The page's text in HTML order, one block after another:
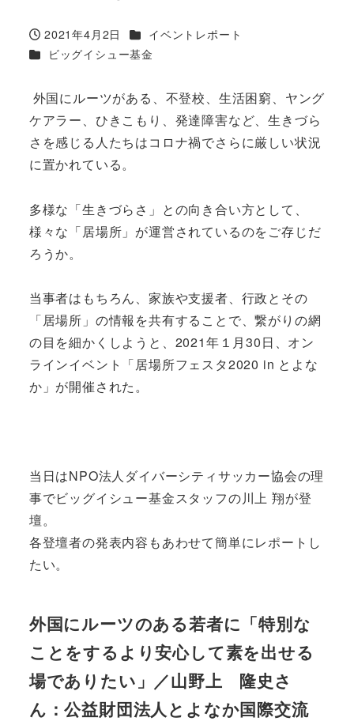
投稿日
2021年4月2日 カテゴリー
イベントレポート
カテゴリー
ビッグイシュー基金
外国にルーツがある、不登校、生活困窮、ヤング
ケアラー、ひきこもり、発達障害など、生きづら
さを感じる人たちはコロナ禍でさらに厳しい状況
に置かれている。
多様な「生きづらさ」との向き合い方として、
様々な「居場所」が運営されているのをご存じだ
ろうか。
当事者はもちろん、家族や支援者、行政とその
「居場所」の情報を共有することで、繋がりの網
の目を細かくしようと、2021年１月30日、オン
ラインイベント「居場所フェスタ2020 in とよな
か」が開催された。
当日はNPO法人ダイバーシティサッカー協会の理
事でビッグイシュー基金スタッフの川上 翔が登
壇。
各登壇者の発表内容もあわせて簡単にレポートし
たい。
外国にルーツのある若者に「特別な
ことをするより安心して素を出せる
場でありたい」／山野上 隆史さ
ん：公益財団法人とよなか国際交流